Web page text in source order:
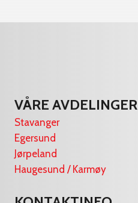
VÅRE AVDELINGER
Stavanger
Egersund
Jørpeland
Haugesund / Karmøy